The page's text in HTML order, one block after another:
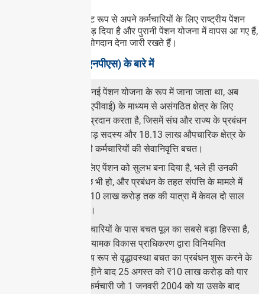
जिन राज्य सरकारों ने स्पष्ट रूप से अपने कर्मचारियों के लिए राष्ट्रीय पेंशन
प्रणाली (एनपीएस) को छोड़ दिया है और पुरानी पेंशन योजना में वापस आ गए हैं,
वे एनपीएस कोष में उचित योगदान देना जारी रखते हैं।
राष्ट्रीय पेंशन योजना (एनपीएस) के बारे में
एनपीएस, जिसे पहले नई पेंशन योजना के रूप में जाना जाता था, अब
अटल पेंशन योजना (एपीवाई) के माध्यम से असंगठित क्षेत्र के लिए
सेवानिवृत्ति योजनाएं प्रदान करता है, जिसमें संघ और राज्य के प्रबंधन
के अलावा 4.94 करोड़ सदस्य और 18.13 लाख औपचारिक क्षेत्र के
कर्मचारी हैं। सरकारी कर्मचारियों की सेवानिवृत्ति बचत।
एनपीएस ने सभी के लिए पेंशन को सुलभ बना दिया है, भले ही उनकी
वेतनभोगी स्थिति कुछ भी हो, और प्रबंधन के तहत संपत्ति के मामले में
₹5 लाख करोड़ से ₹10 लाख करोड़ तक की यात्रा में केवल दो साल
और 10 महीने लगे हैं।
राज्य सरकार के कर्मचारियों के पास बचत पूल का सबसे बड़ा हिस्सा है,
जो पेंशन फंड और नियामक विकास प्राधिकरण द्वारा विनियमित
एनपीएस द्वारा सक्रिय रूप से वृद्धावस्था बचत का प्रबंधन शुरू करने के
14 साल और तीन महीने बाद 25 अगस्त को ₹10 लाख करोड़ को पार
कर गया। सरकारी कर्मचारी जो 1 जनवरी 2004 को या उसके बाद